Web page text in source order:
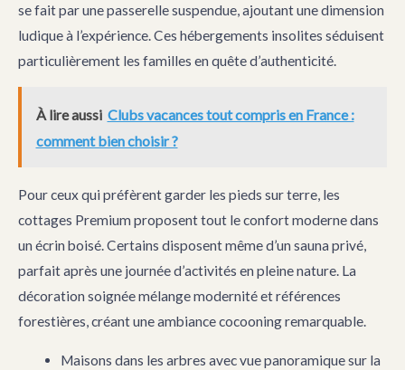
se fait par une passerelle suspendue, ajoutant une dimension
ludique à l’expérience. Ces hébergements insolites séduisent
particulièrement les familles en quête d’authenticité.
À lire aussi Clubs vacances tout compris en France :
comment bien choisir ?
Pour ceux qui préfèrent garder les pieds sur terre, les
cottages Premium proposent tout le confort moderne dans
un écrin boisé. Certains disposent même d’un sauna privé,
parfait après une journée d’activités en pleine nature. La
décoration soignée mélange modernité et références
forestières, créant une ambiance cocooning remarquable.
Maisons dans les arbres avec vue panoramique sur la